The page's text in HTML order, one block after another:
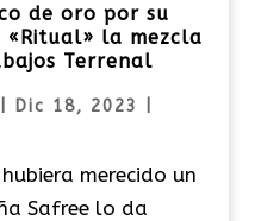
de oro por su
la mezcla
Terrenal
Dic 18, 2023
merecido un
Safree lo da